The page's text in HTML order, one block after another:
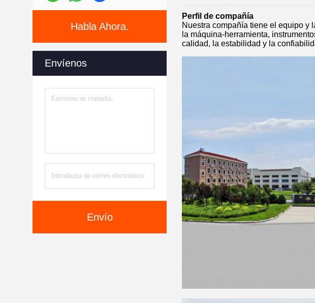
Habla Ahora.
Envíenos
Envío
Perfil de compañía
Nuestra compañía tiene el equipo y
la máquina-herramienta,
calidad, la estabilidad y la